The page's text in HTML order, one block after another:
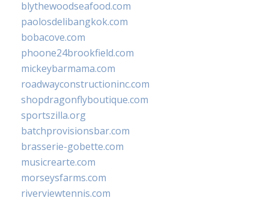
blythewoodseafood.com
paolosdelibangkok.com
bobacove.com
phoone24brookfield.com
mickeybarmama.com
roadwayconstructioninc.com
shopdragonflyboutique.com
sportszilla.org
batchprovisionsbar.com
brasserie-gobette.com
musicrearte.com
morseysfarms.com
riverviewtennis.com